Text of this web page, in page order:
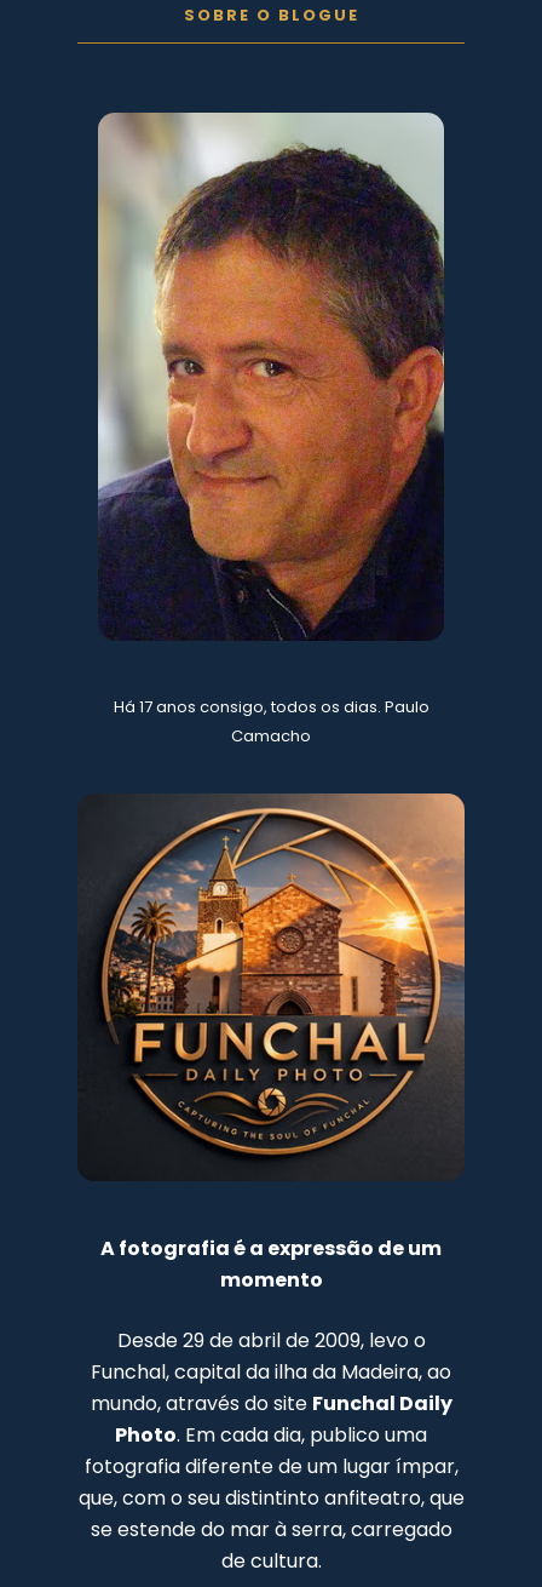
SOBRE O BLOGUE
Há 17 anos consigo, todos os dias. Paulo
Camacho
A fotografia é a expressão de um
momento
Desde 29 de abril de 2009, levo o
Funchal, capital da ilha da Madeira, ao
mundo, através do site Funchal Daily
Photo. Em cada dia, publico uma
fotografia diferente de um lugar ímpar,
que, com o seu distintinto anfiteatro, que
se estende do mar à serra, carregado
de cultura.